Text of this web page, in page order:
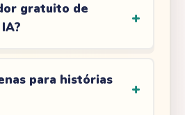
gratuito de
para histórias